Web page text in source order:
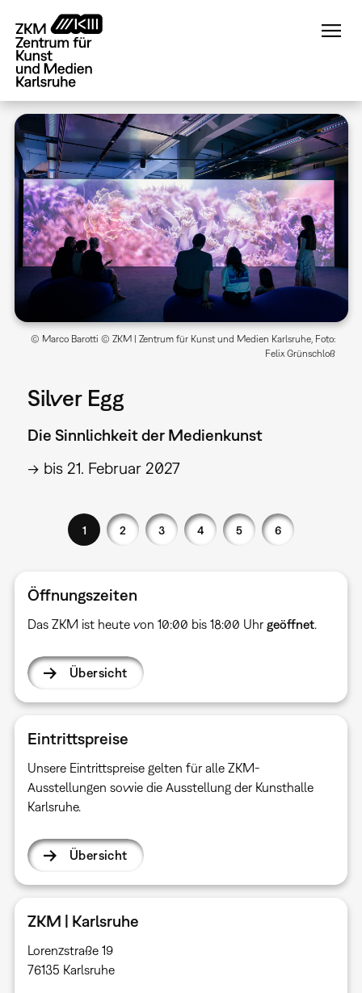
zum
Inhalt
© Marco Barotti © ZKM | Zentrum für Kunst und Medien Karlsruhe, Foto:
Felix Grünschloß
Silver Egg
Die Sinnlichkeit der Medienkunst
→ bis 21. Februar 2027
1 2 3 4 5 6
Öffnungszeiten
Das ZKM ist heute von 10:00 bis 18:00 Uhr geöffnet.
Übersicht
Eintrittspreise
Unsere Eintrittspreise gelten für alle ZKM-
Ausstellungen sowie die Ausstellung der Kunsthalle
Karlsruhe.
Übersicht
ZKM | Karlsruhe
Lorenzstraße 19
76135 Karlsruhe